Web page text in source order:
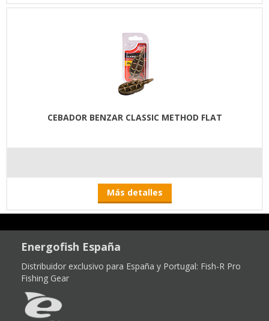
CEBADOR BENZAR CLASSIC METHOD FLAT
Más detalles
Energofish España
Distribuidor exclusivo para España y Portugal: Fish-R Pro
Fishing Gear